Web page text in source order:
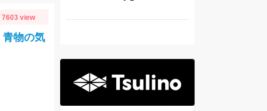
7603 view
青物の気